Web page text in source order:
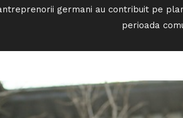
germani au contribuit pe
perioada